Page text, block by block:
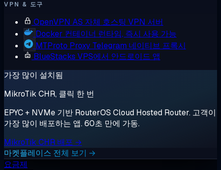
VPN & 도구
OpenVPN AS 자체 호스팅 VPN 서버
Docker 컨테이너 런타임, 즉시 사용 가능
MTProto Proxy Telegram 네이티브 프록시
BlueStacks VPS에서 안드로이드 앱
가장 많이 설치됨
MikroTik CHR, 클릭 한 번
EPYC + NVMe 기반 RouterOS Cloud Hosted Router. 고객이
가장 많이 배포하는 앱. 60초 만에 가동.
MikroTik CHR 배포 →
마켓플레이스 전체 보기 →
요금제